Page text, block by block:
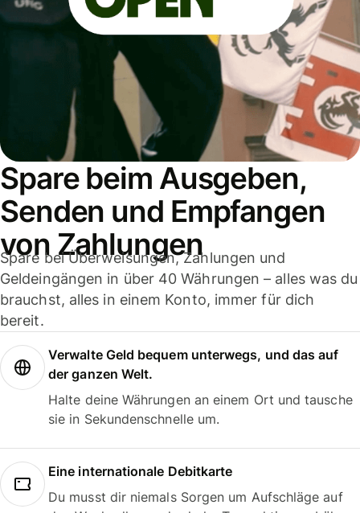
Spare beim Ausgeben,
Senden und Empfangen
von Zahlungen
Spare bei Überweisungen, Zahlungen und
Geldeingängen in über 40 Währungen – alles was du
brauchst, alles in einem Konto, immer für dich
bereit.
Verwalte Geld bequem unterwegs, und das auf
der ganzen Welt.
Halte deine Währungen an einem Ort und tausche
sie in Sekundenschnelle um.
Eine internationale Debitkarte
Du musst dir niemals Sorgen um Aufschläge auf